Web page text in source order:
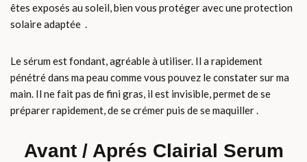
êtes exposés au soleil, bien vous protéger avec une protection
solaire adaptée .
Le sérum est fondant, agréable à utiliser. Il a rapidement
pénétré dans ma peau comme vous pouvez le constater sur ma
main. Il ne fait pas de fini gras, il est invisible, permet de se
préparer rapidement, de se crémer puis de se maquiller .
Avant / Aprés Clairial Serum